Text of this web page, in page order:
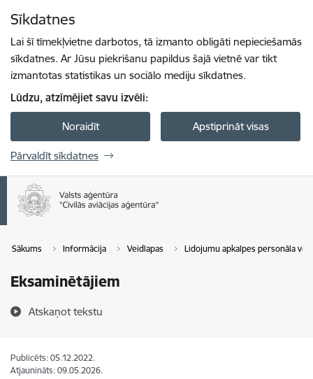
Sīkdatnes
Lai šī tīmekļvietne darbotos, tā izmanto obligāti nepieciešamās
sīkdatnes. Ar Jūsu piekrišanu papildus šajā vietnē var tikt
izmantotas statistikas un sociālo mediju sīkdatnes.
Lūdzu, atzīmējiet savu izvēli:
Noraidīt Apstiprināt visas
Pārvaldīt sīkdatnes
Sākums Informācija Veidlapas Lidojumu apkalpes personāla
Eksaminētājiem
Atskaņot tekstu
Publicēts: 05.12.2022.
Atjaunināts: 09.05.2026.